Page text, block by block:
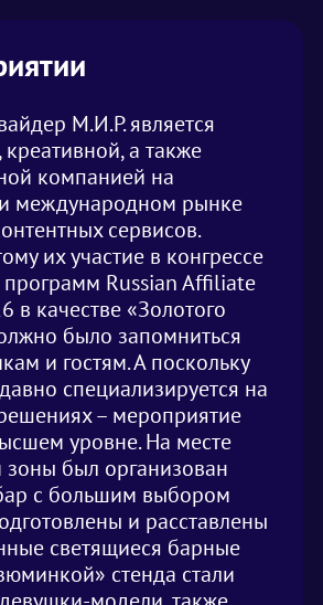
М.И.Р. является
а также
компанией на
международном рынке
сервисов.
их участие в конгрессе
программ Russian Affiliate
в качестве «Золотого
было запомниться
и гостям. А поскольку
специализируется на
– мероприятие
уровне. На месте
зоны был организован
с большим выбором
и расставлены
светящиеся барные
стенда стали